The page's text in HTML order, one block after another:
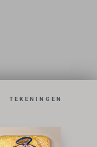
TEKENINGEN